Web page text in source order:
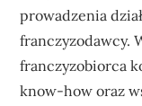
prowadzenia
franczyzodawcy.
franczyzobiorca
know-how oraz